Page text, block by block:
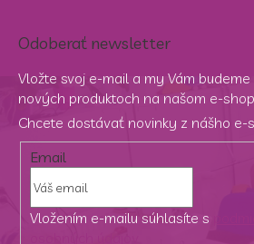
Odoberať newsletter
Vložte svoj e-mail a my Vám
nových produktoch na našom e-
Chcete dostávať novinky z nášho e-
Email
Vložením e-mailu súhlasíte s